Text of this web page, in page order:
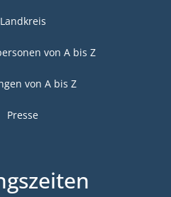
Landkreis
von A bis Z
von A bis Z
Presse